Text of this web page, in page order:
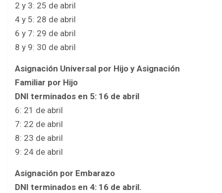
2 y 3: 25 de abril
4 y 5: 28 de abril
6 y 7: 29 de abril
8 y 9: 30 de abril
Asignación Universal por Hijo y Asignación
Familiar por Hijo
DNI terminados en 5: 16 de abril
6: 21 de abril
7: 22 de abril
8: 23 de abril
9: 24 de abril
Asignación por Embarazo
DNI terminados en 4: 16 de abril.